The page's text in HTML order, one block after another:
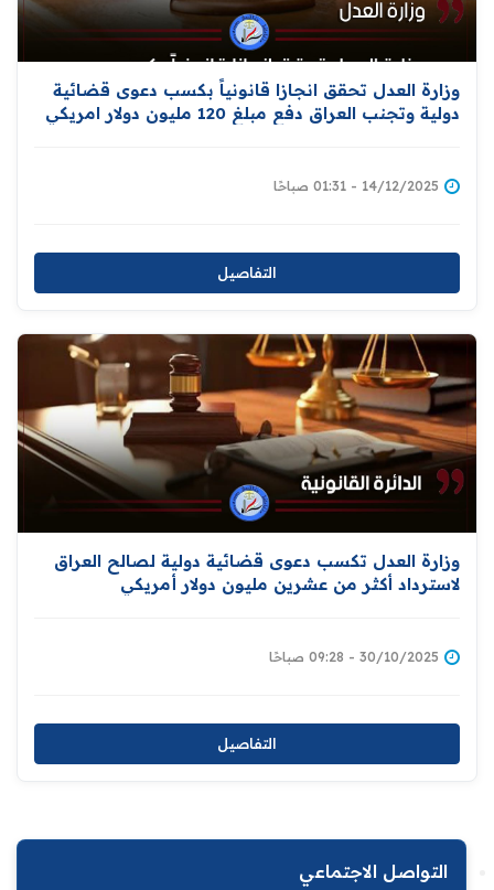
وزارة العدل تحقق انجازا قانونياً بكسب دعوى قضائية
دولية وتجنب العراق دفع مبلغ 120 مليون دولار امريكي
14/12/2025 - 01:31 صباحًا
التفاصيل
وزارة العدل تكسب دعوى قضائية دولية لصالح العراق
لاسترداد أكثر من عشرين مليون دولار أمريكي
30/10/2025 - 09:28 صباحًا
التفاصيل
التواصل الاجتماعي